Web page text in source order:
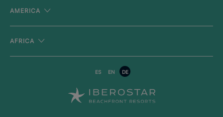
AMERICA
AFRICA
ES EN DE